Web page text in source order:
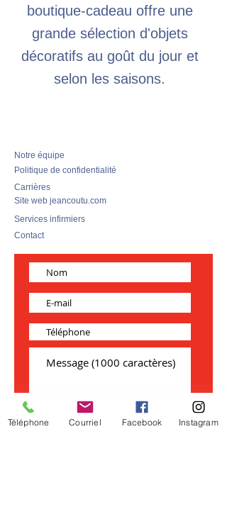
boutique-cadeau offre une
grande sélection d'objets
décoratifs au goût du jour et
selon les saisons.
Notre équipe
Politique de confidentialité
Carrières
Site web jeancoutu.com
Services infirmiers
Contact
Téléphone Courriel Facebook Instagram